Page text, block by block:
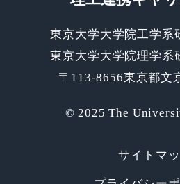
東京大学大学院工学系
東京大学大学院理学系
〒113-8656東京都文
© 2025 The
サイトマ